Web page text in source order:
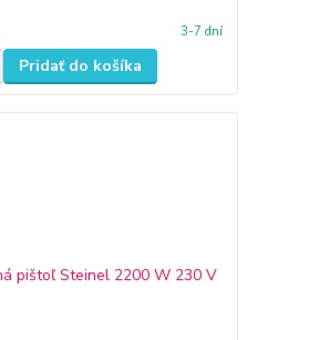
3-7 dní
Pridať do košíka